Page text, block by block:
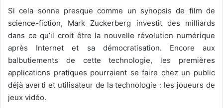
Si cela sonne presque comme un synopsis de film de
science-fiction, Mark Zuckerberg investit des milliards
dans ce qu’il croit être la nouvelle révolution numérique
après Internet et sa démocratisation. Encore aux
balbutiements de cette technologie, les premières
applications pratiques pourraient se faire chez un public
déjà averti et utilisateur de la technologie : les joueurs de
jeux vidéo.